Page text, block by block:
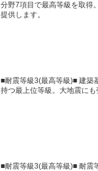
分野7項目で最高等級を取得
提供します。
■耐震等級3(最高等級)■ 建築
持つ最上位等級。大地震にも
■耐震等級3(最高等級)■ 耐震